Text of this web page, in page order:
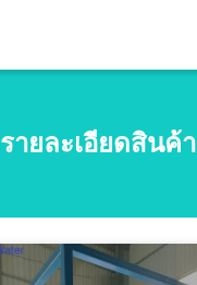
รายละเอียดสินค้า